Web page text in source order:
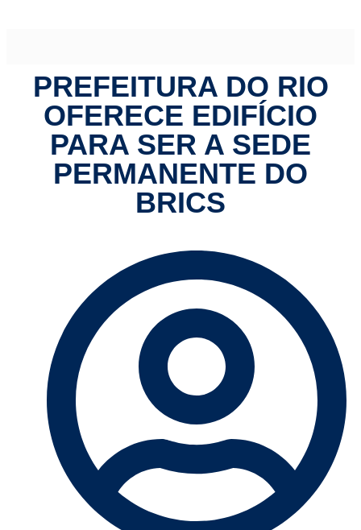
PREFEITURA DO RIO
OFERECE EDIFÍCIO
PARA SER A SEDE
PERMANENTE DO
BRICS